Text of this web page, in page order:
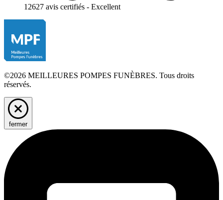
12627 avis certifiés - Excellent
©2026 MEILLEURES POMPES FUNÈBRES. Tous droits
réservés.
fermer